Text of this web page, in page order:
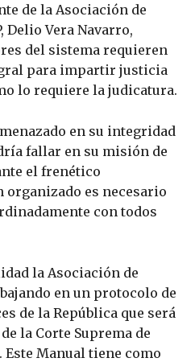
de la Asociación de
Delio Vera Navarro,
del sistema requieren
para impartir justicia
lo requiere la judicatura.
en su integridad
fallar en su misión de
el frenético
es necesario
con todos
la Asociación de
en un protocolo de
de la República que será
la Corte Suprema de
Manual tiene como